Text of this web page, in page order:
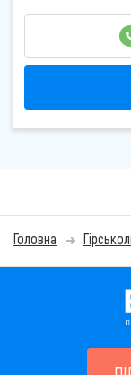
Головна